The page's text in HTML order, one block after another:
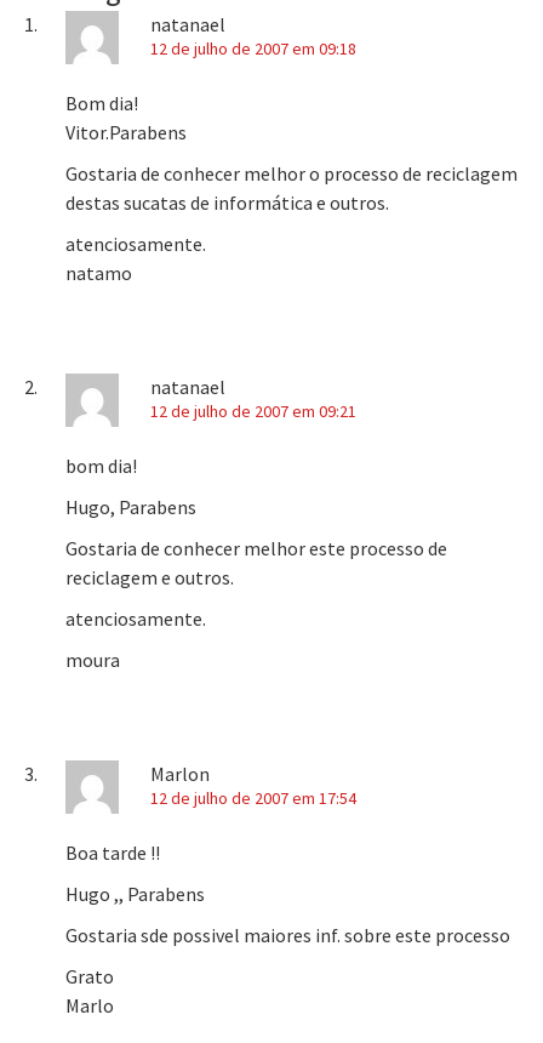
natanael
12 de julho de 2007 em 09:18
Bom dia!
Vitor.Parabens
Gostaria de conhecer melhor o processo de reciclagem
destas sucatas de informática e outros.
atenciosamente.
natamo
natanael
12 de julho de 2007 em 09:21
bom dia!
Hugo, Parabens
Gostaria de conhecer melhor este processo de
reciclagem e outros.
atenciosamente.
moura
Marlon
12 de julho de 2007 em 17:54
Boa tarde !!
Hugo ,, Parabens
Gostaria sde possivel maiores inf. sobre este processo
Grato
Marlo